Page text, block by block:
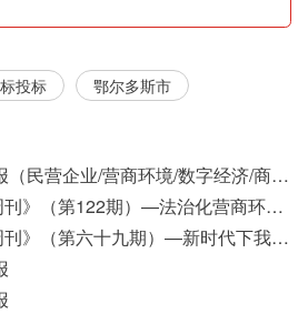
投标 鄂尔多斯市
03月14日国脉政务播报（民营企业/营商环境/数字经济/商事制度改革）
国脉智库《营商环境周刊》（第122期）—法治化营商环境视域下我国行政执法公示制度浅析
国脉智库《营商环境周刊》（第六十九期）—新时代下我国营商环境标准体系构建初探